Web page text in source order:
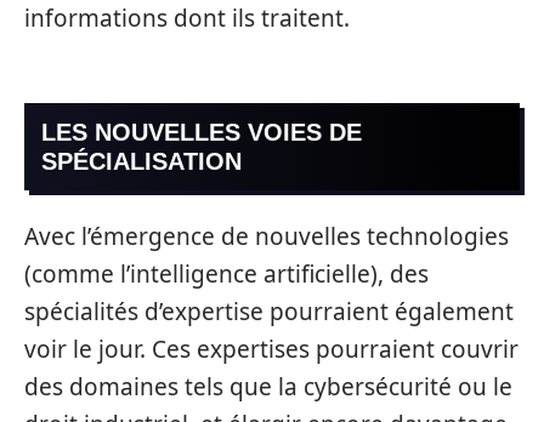
informations dont ils traitent.
LES NOUVELLES VOIES DE
SPÉCIALISATION
Avec l’émergence de nouvelles technologies
(comme l’intelligence artificielle), des
spécialités d’expertise pourraient également
voir le jour. Ces expertises pourraient couvrir
des domaines tels que la cybersécurité ou le